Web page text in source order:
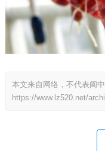
本文来自网络，不代表阆
https://www.lz520.net/